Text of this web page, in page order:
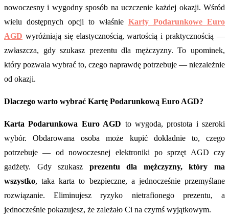
nowoczesny i wygodny sposób na uczczenie każdej okazji. Wśród
wielu dostępnych opcji to właśnie Karty Podarunkowe Euro
AGD wyróżniają się elastycznością, wartością i praktycznością —
zwłaszcza, gdy szukasz prezentu dla mężczyzny. To upominek,
który pozwala wybrać to, czego naprawdę potrzebuje — niezależnie
od okazji.
Dlaczego warto wybrać Kartę Podarunkową Euro AGD?
Karta Podarunkowa Euro AGD to wygoda, prostota i szeroki
wybór. Obdarowana osoba może kupić dokładnie to, czego
potrzebuje — od nowoczesnej elektroniki po sprzęt AGD czy
gadżety. Gdy szukasz prezentu dla mężczyzny, który ma
wszystko, taka karta to bezpieczne, a jednocześnie przemyślane
rozwiązanie. Eliminujesz ryzyko nietrafionego prezentu, a
jednocześnie pokazujesz, że zależało Ci na czymś wyjątkowym.